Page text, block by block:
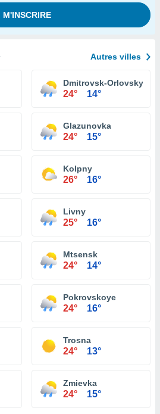
Autres villes
Dmitrovsk-Orlovsky
24° 14°
Glazunovka
24° 15°
Kolpny
26° 16°
Livny
25° 16°
Mtsensk
24° 14°
Pokrovskoye
24° 16°
Trosna
24° 13°
Zmievka
24° 15°